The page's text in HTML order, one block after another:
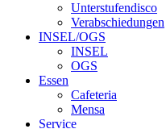
Unterstufendisco
Verabschiedungen
INSEL/OGS
INSEL
OGS
Essen
Cafeteria
Mensa
Service